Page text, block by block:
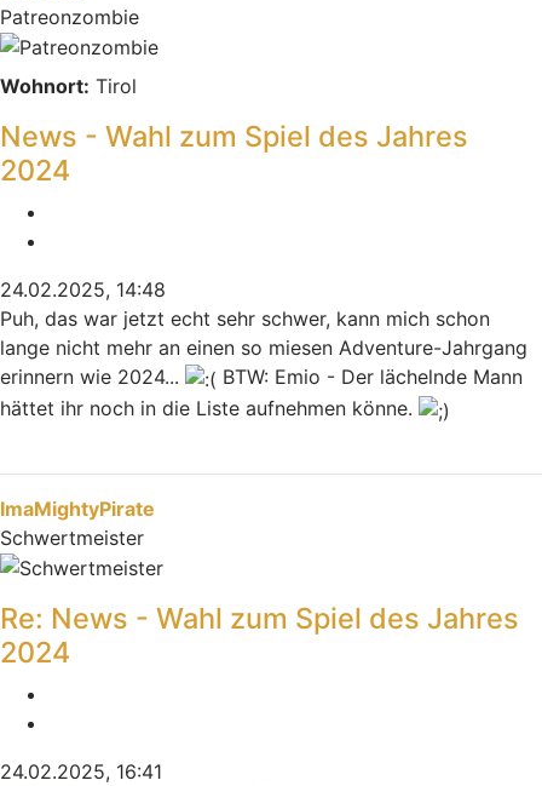
Patreonzombie
Wohnort: Tirol
News - Wahl zum Spiel des Jahres
2024
24.02.2025, 14:48
Puh, das war jetzt echt sehr schwer, kann mich schon
lange nicht mehr an einen so miesen Adventure-Jahrgang
erinnern wie 2024...
BTW: Emio - Der lächelnde Mann
hättet ihr noch in die Liste aufnehmen könne.
ImaMightyPirate
Schwertmeister
Re: News - Wahl zum Spiel des Jahres
2024
24.02.2025, 16:41